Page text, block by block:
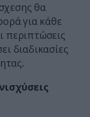
θα
για κάθε
περιπτώσεις
διαδικασίες